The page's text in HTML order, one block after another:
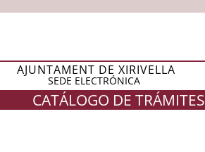
SEDE ELECTRÓNICA
AJUNTAMENT DE XIRIVELLA
CATÁLOGO DE TRÁMITES